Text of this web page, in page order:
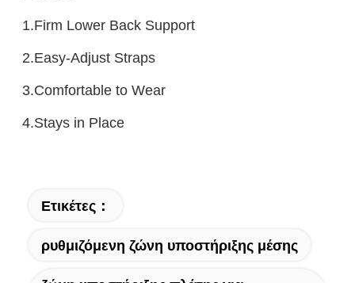
1.Firm Lower Back Support
2.Easy-Adjust Straps
3.Comfortable to Wear
4.Stays in Place
Ετικέτες：
ρυθμιζόμενη ζώνη υποστήριξης μέσης